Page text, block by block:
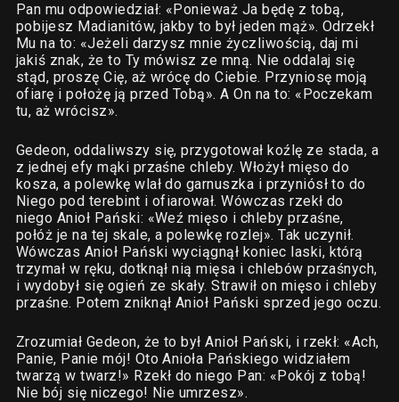
Pan mu odpowiedział: «Ponieważ Ja będę z tobą,
pobijesz Madianitów, jakby to był jeden mąż». Odrzekł
Mu na to: «Jeżeli darzysz mnie życzliwością, daj mi
jakiś znak, że to Ty mówisz ze mną. Nie oddalaj się
stąd, proszę Cię, aż wrócę do Ciebie. Przyniosę moją
ofiarę i położę ją przed Tobą». A On na to: «Poczekam
tu, aż wrócisz».
Gedeon, oddaliwszy się, przygotował koźlę ze stada, a
z jednej efy mąki przaśne chleby. Włożył mięso do
kosza, a polewkę wlał do garnuszka i przyniósł to do
Niego pod terebint i ofiarował. Wówczas rzekł do
niego Anioł Pański: «Weź mięso i chleby przaśne,
połóż je na tej skale, a polewkę rozlej». Tak uczynił.
Wówczas Anioł Pański wyciągnął koniec laski, którą
trzymał w ręku, dotknął nią mięsa i chlebów przaśnych,
i wydobył się ogień ze skały. Strawił on mięso i chleby
przaśne. Potem zniknął Anioł Pański sprzed jego oczu.
Zrozumiał Gedeon, że to był Anioł Pański, i rzekł: «Ach,
Panie, Panie mój! Oto Anioła Pańskiego widziałem
twarzą w twarz!» Rzekł do niego Pan: «Pokój z tobą!
Nie bój się niczego! Nie umrzesz».